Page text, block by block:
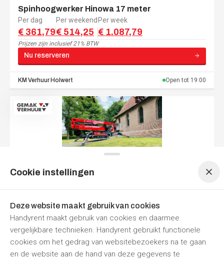
Spinhoogwerker Hinowa 17 meter
Per dag
€ 361,79
Per weekend
€ 514,25
Per week
€ 1.087,79
Prijzen zijn inclusief 21% BTW
Nu reserveren
KM VerhuurHolwert Open tot 19:00
Per dag
€ 1.270,50
Per week
€ 3.811,50
Prijzen zijn inclusief 21% BTW
Nu reserveren
Cookie instellingen
Deze website maakt gebruik van cookies
Handyrent maakt gebruik van cookies en daarmee
vergelijkbare technieken. Handyrent gebruikt functionele
cookies om het gedrag van websitebezoekers na te gaan
en de website aan de hand van deze gegevens te